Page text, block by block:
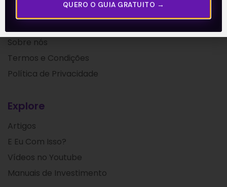
A Levante
Sobre nós
Termos e Condições
Política de Privacidade
Explore
Artigos
E Eu Com Isso?
Vídeos no Youtube
Manuais de Investimento
QUERO O GUIA GRATUITO →